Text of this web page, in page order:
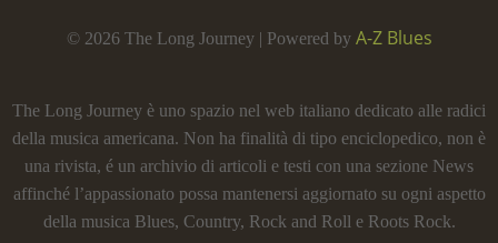
© 2026 The Long Journey | Powered by A-Z Blues
The Long Journey è uno spazio nel web italiano dedicato alle radici
della musica americana. Non ha finalità di tipo enciclopedico, non è
una rivista, é un archivio di articoli e testi con una sezione News
affinché l’appassionato possa mantenersi aggiornato su ogni aspetto
della musica Blues, Country, Rock and Roll e Roots Rock.